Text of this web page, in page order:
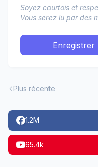
Soyez courtois et
Vous serez lu par des
Enregistrer
Plus récente
1.2M
65.4k